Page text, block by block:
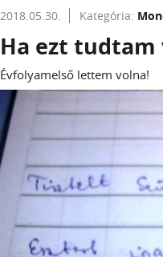
2018.05.30. Kategória:
Ha ezt
Évfolyamelső lettem volna!